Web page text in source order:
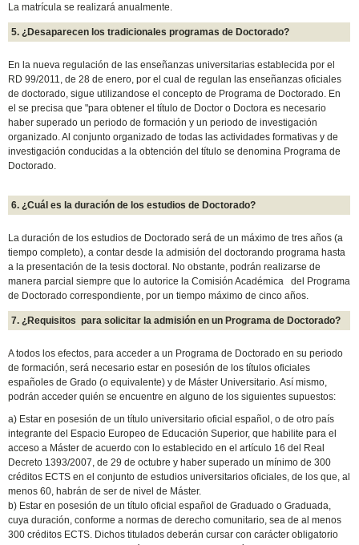
La matrícula se realizará anualmente.
5. ¿Desaparecen los tradicionales programas de Doctorado?
En la nueva regulación de las enseñanzas universitarias establecida por el
RD 99/2011, de 28 de enero, por el cual de regulan las enseñanzas oficiales
de doctorado, sigue utilizandose el concepto de Programa de Doctorado. En
el se precisa que "para obtener el título de Doctor o Doctora es necesario
haber superado un periodo de formación y un periodo de investigación
organizado. Al conjunto organizado de todas las actividades formativas y de
investigación conducidas a la obtención del título se denomina Programa de
Doctorado.
6. ¿Cuál es la duración de los estudios de Doctorado?
La duración de los estudios de Doctorado será de un máximo de tres años (a
tiempo completo), a contar desde la admisión del doctorando programa hasta
a la presentación de la tesis doctoral. No obstante, podrán realizarse de
manera parcial siempre que lo autorice la Comisión Académica del Programa
de Doctorado correspondiente, por un tiempo máximo de cinco años.
7. ¿Requisitos para solicitar la admisión en un Programa de Doctorado?
A todos los efectos, para acceder a un Programa de Doctorado en su periodo
de formación, será necesario estar en posesión de los títulos oficiales
españoles de Grado (o equivalente) y de Máster Universitario. Así mismo,
podrán acceder quién se encuentre en alguno de los siguientes supuestos:
a) Estar en posesión de un título universitario oficial español, o de otro país
integrante del Espacio Europeo de Educación Superior, que habilite para el
acceso a Máster de acuerdo con lo establecido en el artículo 16 del Real
Decreto 1393/2007, de 29 de octubre y haber superado un mínimo de 300
créditos ECTS en el conjunto de estudios universitarios oficiales, de los que, al
menos 60, habrán de ser de nivel de Máster.
b) Estar en posesión de un título oficial español de Graduado o Graduada,
cuya duración, conforme a normas de derecho comunitario, sea de al menos
300 créditos ECTS. Dichos titulados deberán cursar con carácter obligatorio